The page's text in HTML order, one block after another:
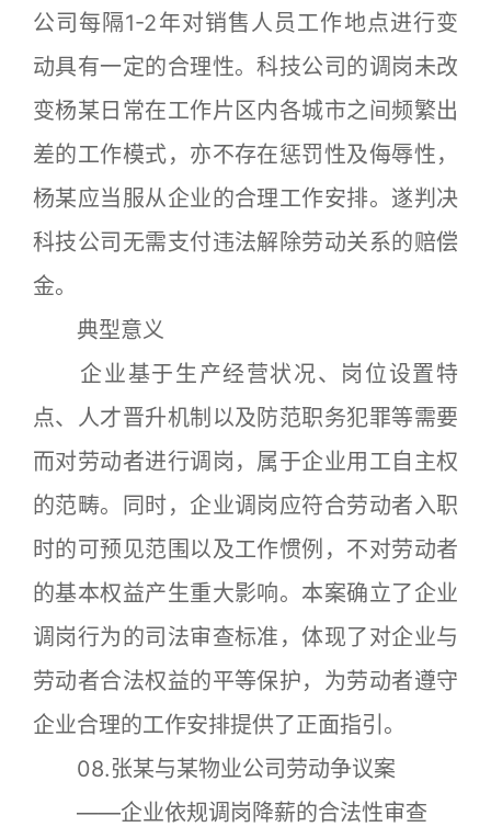
公司每隔1-2年对销售人员工作地点进行变
动具有一定的合理性。科技公司的调岗未改
变杨某日常在工作片区内各城市之间频繁出
差的工作模式，亦不存在惩罚性及侮辱性，
杨某应当服从企业的合理工作安排。遂判决
科技公司无需支付违法解除劳动关系的赔偿
金。
典型意义
企业基于生产经营状况、岗位设置特
点、人才晋升机制以及防范职务犯罪等需要
而对劳动者进行调岗，属于企业用工自主权
的范畴。同时，企业调岗应符合劳动者入职
时的可预见范围以及工作惯例，不对劳动者
的基本权益产生重大影响。本案确立了企业
调岗行为的司法审查标准，体现了对企业与
劳动者合法权益的平等保护，为劳动者遵守
企业合理的工作安排提供了正面指引。
08.张某与某物业公司劳动争议案
——企业依规调岗降薪的合法性审查